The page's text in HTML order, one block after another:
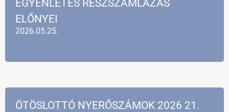
2026.05.25.
EGYENLETES RÉSZSZÁMLÁZÁS
ELŐNYEI
ÖTÖSLOTTÓ NYERŐSZÁMOK 2026 21.